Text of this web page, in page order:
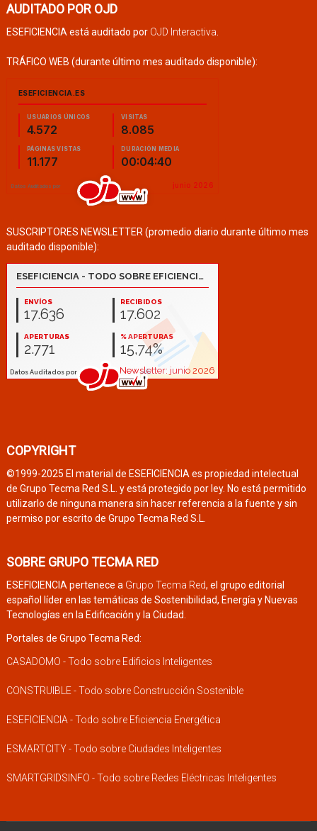
AUDITADO POR OJD
ESEFICIENCIA está auditado por OJD Interactiva
TRÁFICO WEB (durante último mes auditado disponible):
SUSCRIPTORES NEWSLETTER (promedio diario durante último mes
auditado disponible):
COPYRIGHT
©1999-2025 El material de ESEFICIENCIA es propiedad intelectual
de Grupo Tecma Red S.L. y está protegido por ley. No está permitido
utilizarlo de ninguna manera sin hacer referencia a la fuente y sin
permiso por escrito de Grupo Tecma Red S.L.
SOBRE GRUPO TECMA RED
ESEFICIENCIA pertenece a Grupo Tecma Red, el grupo editorial
español líder en las temáticas de Sostenibilidad, Energía y Nuevas
Tecnologías en la Edificación y la Ciudad.
Portales de Grupo Tecma Red:
CASADOMO - Todo sobre Edificios Inteligentes
CONSTRUIBLE - Todo sobre Construcción Sostenible
ESEFICIENCIA - Todo sobre Eficiencia Energética
ESMARTCITY - Todo sobre Ciudades Inteligentes
SMARTGRIDSINFO - Todo sobre Redes Eléctricas Inteligentes